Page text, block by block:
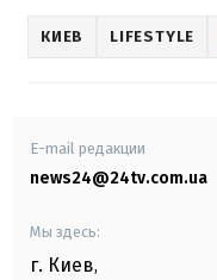
КИЕВ LIFESTYLE
E-mail редакции
news24@24tv.com.ua
Мы здесь:
г. Киев,